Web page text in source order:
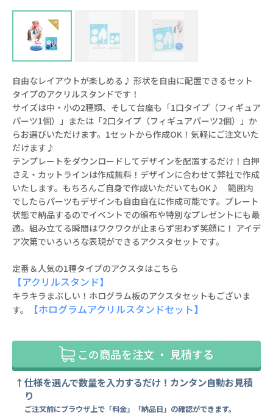
自由なレイアウトが楽しめる♪ 形状を自由に配置できるセット
タイプのアクリルスタンドです！
サイズは中・小の2種類、そして台座も「1口タイプ（フィギュア
パーツ1個）」または「2口タイプ（フィギュアパーツ2個）」か
らお選びいただけます。1セットから作成OK！気軽にご注文いた
だけます♪
テンプレートをダウンロードしてデザインを配置するだけ！白押
さえ・カットラインは作成無料！デザインに合わせて弊社で作成
いたします。もちろんご自身で作成いただいてもOK♪ 範囲内
でしたらパーツもデザインも自由自在に作成可能です。プレート
状態で納品するのでイベントでの頒布や特別なプレゼントにも最
適。組み立てる瞬間はワクワクが止まらず思わず笑顔に！ アイデ
ア次第でいろいろな表現ができるアクスタセットです。
定番＆人気の1種タイプのアクスタはこちら
【アクリルスタンド】
キラキラまぶしい！ホログラム板のアクスタセットもございま
す。
【ホログラムアクリルスタンドセット】
この商品を注文 ・ 見積する
仕様を選んで数量を入力するだけ！カンタン自動お見積
り
ご注文前にブラウザ上で「料金」「納品日」の確認ができます。